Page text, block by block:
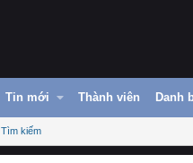
Tin mới Thành viên Danh
Tìm kiếm